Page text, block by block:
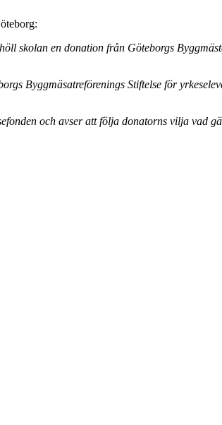
skolan en donation från Göteborgs
Byggmäsatreförenings Stiftelse för
och avser att följa donatorns vilja vad